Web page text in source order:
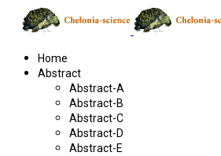
Home
Abstract
Abstract-A
Abstract-B
Abstract-C
Abstract-D
Abstract-E